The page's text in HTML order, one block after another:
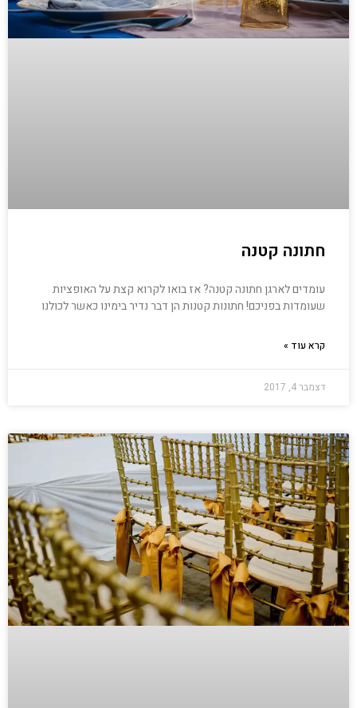
חתונה קטנה
עומדים לארגן חתונה קטנה? אז בואו לקרוא קצת על האופציות
שעומדות בפניכם! חתונות קטנות הן דבר נדיר בימינו כאשר לכולנו
קרא עוד »
דצמבר 4, 2017